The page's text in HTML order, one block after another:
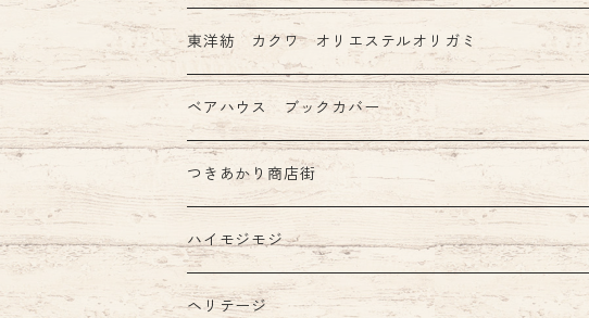
きもちふせん
東洋紡 カクワ オリエステルオリガミ
ベアハウス ブックカバー
つきあかり商店街
ハイモジモジ
ヘリテージ